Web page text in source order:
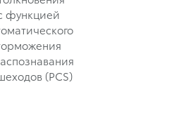
функцией
(PCS)